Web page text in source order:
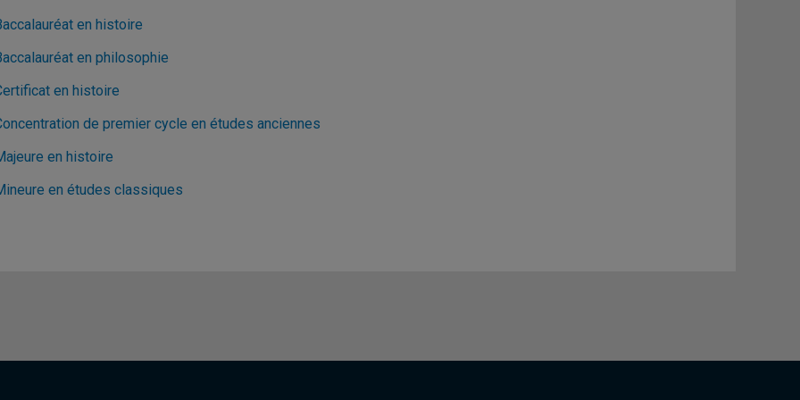
en histoire
en philosophie
en histoire
de premier cycle en études anciennes
en histoire
en études classiques